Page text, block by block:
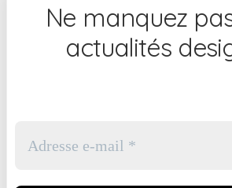
Ne manquez
actualités